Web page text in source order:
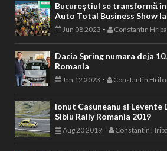
Bucureștiul se transformă
Auto Total Business Show
Jun 08 2023 - Constantin
Dacia Spring numara deja
Romania
Jan 12 2023 - Constantin
Ionut Casuneanu si Levente
Sibiu Rally Romania 2019
Aug 20 2019 - Constantin